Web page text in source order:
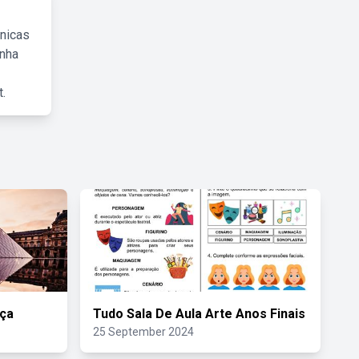
Tudo Sala De Aula Arte Anos Finais
25 September 2024